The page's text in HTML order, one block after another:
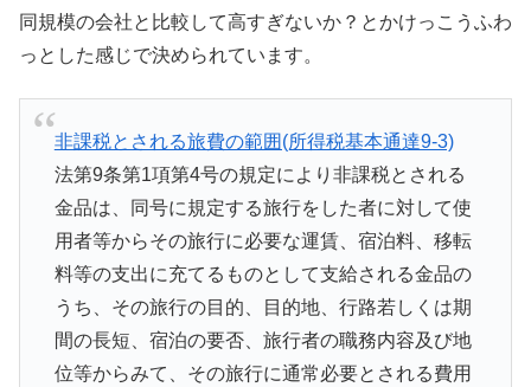
同規模の会社と比較して高すぎないか？とかけっこうふわ
っとした感じで決められています。
非課税とされる旅費の範囲(所得税基本通達9-3)
法第9条第1項第4号の規定により非課税とされる
金品は、同号に規定する旅行をした者に対して使
用者等からその旅行に必要な運賃、宿泊料、移転
料等の支出に充てるものとして支給される金品の
うち、その旅行の目的、目的地、行路若しくは期
間の長短、宿泊の要否、旅行者の職務内容及び地
位等からみて、その旅行に通常必要とされる費用